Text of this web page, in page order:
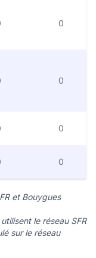
0
0
0
0
et Bouygues
le réseau SFR
sur le réseau